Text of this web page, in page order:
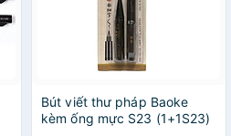
Bút viết thư pháp Baoke
kèm ống mực S23 (1+1S23)